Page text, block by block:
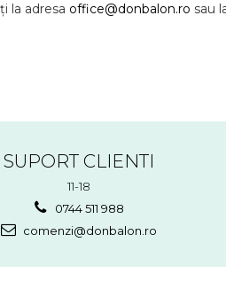
la adresa office@donbalon.ro sau
SUPORT CLIENTI
11-18
0744 511 988
comenzi@donbalon.ro